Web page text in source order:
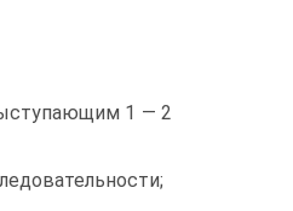
1 — 2